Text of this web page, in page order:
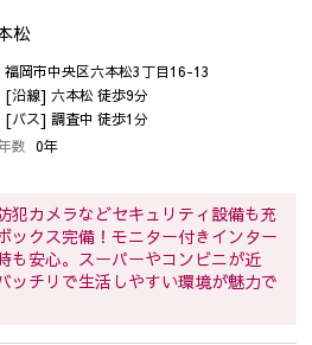
松
福岡市中央区六本松3丁目16-13
[沿線] 六本松 徒歩9分
[バス] 調査中 徒歩1分
数 0年
犯カメラなどセキュリティ設備も充
ックス完備！モニター付きインター
も安心。スーパーやコンビニが近
ッチリで生活しやすい環境が魅力で